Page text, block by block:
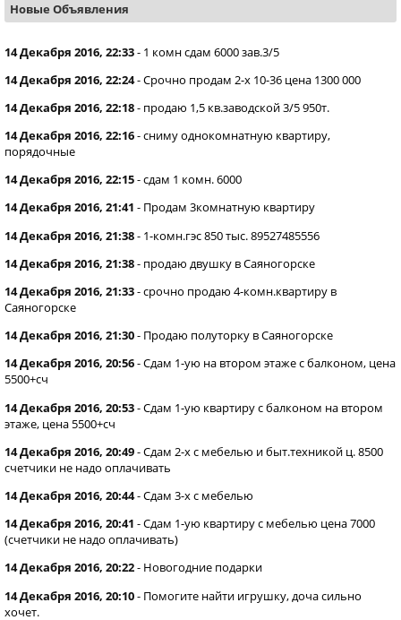
Новые Объявления
14 Декабря 2016, 22:33- 1 комн сдам 6000 зав.3/5
14 Декабря 2016, 22:24-Срочно продам 2-х 10-36 цена 1300 000
14 Декабря 2016, 22:18- продаю 1,5 кв.заводской 3/5 950т.
14 Декабря 2016, 22:16-сниму однокомнатную квартиру,
порядочные
14 Декабря 2016, 22:15-сдам 1 комн. 6000
14 Декабря 2016, 21:41 - Продам 3комнатную квартиру
14 Декабря 2016, 21:38- 1-комн.гэс 850 тыс. 89527485556
14 Декабря 2016, 21:38- продаю двушку в Саяногорске
14 Декабря 2016, 21:33-срочно продаю 4-комн.квартиру в
Саяногорске
14 Декабря 2016, 21:30- Продаю полуторку в Саяногорске
14 Декабря 2016, 20:56-Сдам 1-ую на втором этаже с балконом, цена
5500+сч
14 Декабря 2016, 20:53-Сдам 1-ую квартиру с балконом на втором
этаже, цена 5500+сч
14 Декабря 2016, 20:49-Сдам 2-х с мебелью и быт.техникой ц. 8500
счетчики не надо оплачивать
14 Декабря 2016, 20:44-Сдам 3-х с мебелью
14 Декабря 2016, 20:41 -Сдам 1-ую квартиру с мебелью цена 7000
(счетчики не надо оплачивать)
14 Декабря 2016, 20:22- Новогодние подарки
14 Декабря 2016, 20:10- Помогите найти игрушку, доча сильно
хочет.